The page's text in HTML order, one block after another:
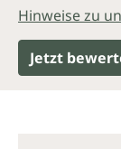
Hinweise zu
Jetzt